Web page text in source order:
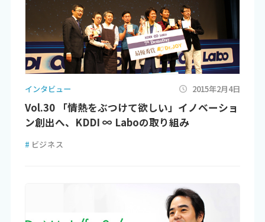
インタビュー 2015年2月4日
Vol.30 「情熱をぶつけて欲しい」イノベーショ
ン創出へ、KDDI ∞ Laboの取り組み
# ビジネス